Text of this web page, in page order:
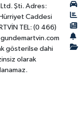
Ltd. Şti. Adres:
Caddesi
TEL: (0 466)
gundemartvin.com
gösterilse dahi
olarak